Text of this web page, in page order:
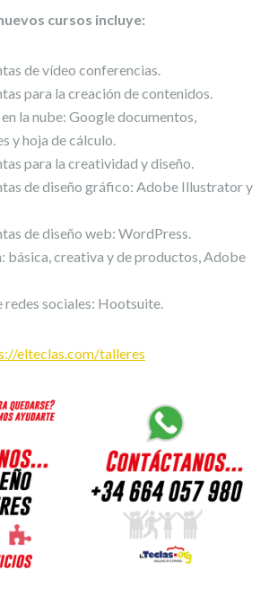
cursos incluye:
de vídeo conferencias.
para la creación de contenidos.
la nube: Google documentos,
y hoja de cálculo.
para la creatividad y diseño.
de diseño gráfico: Adobe Illustrator y
de diseño web: WordPress.
básica, creativa y de productos, Adobe
redes sociales: Hootsuite.
elteclas.com/talleres